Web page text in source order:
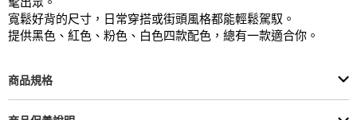
寬鬆好背的尺寸，日常穿搭或街頭風格都能輕鬆駕馭。
提供黑色、紅色、粉色、白色四款配色，總有一款適合你。
商品規格